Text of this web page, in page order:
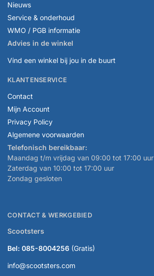
Nieuws
Service & onderhoud
WMO / PGB informatie
Advies in de winkel
Vind een winkel bij jou in de buurt
KLANTENSERVICE
Contact
Mijn Account
Privacy Policy
Algemene voorwaarden
Telefonisch bereikbaar:
Maandag t/m vrijdag van 09:00 tot 17:00 uur
Zaterdag van 10:00 tot 17:00 uur
Zondag gesloten
CONTACT & WERKGEBIED
Scootsters
Bel: 085-8004256 (Gratis)
info@scootsters.com